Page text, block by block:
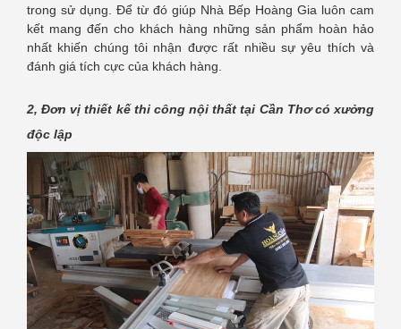
trong sử dụng. Để từ đó giúp Nhà Bếp Hoàng Gia luôn cam
kết mang đến cho khách hàng những sản phẩm hoàn hảo
nhất khiến chúng tôi nhận được rất nhiều sự yêu thích và
đánh giá tích cực của khách hàng.
2, Đơn vị thiết kế thi công nội thất tại Cần Thơ có xưởng
độc lập